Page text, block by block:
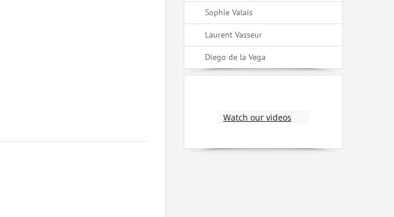
Sophie Valais
Laurent Vasseur
Diego de la Vega
Watch our videos